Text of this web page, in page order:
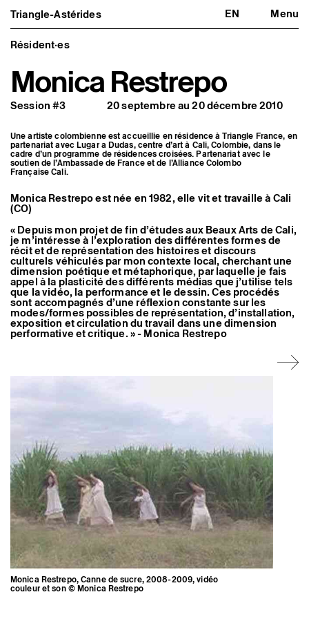
Triangle-Astérides EN Menu
Triangle-Astérides
Centre d’art contemporain
d’intérêt national
et résidence internationale d'artistes
Fermer
Présentation
À propos
Équipe et gouvernance
Formation professionnelle
Adhérer / nous soutenir
Rapports d'activité
Informations pratiques
Agenda : en cours et à venir
Expositions
Événements
Programmation éditoriale
Médiation
Publics associés
Les Nouveaux Commanditaires
Artistes résident·es et associé·es
Résident·es
Artistes associé·es
Hors-les-murs
Ancien·nes résident·es et artistes associé·es
Résident·es
Monica Restrepo
Session #3 20 septembre au 20 décembre 2010
Une artiste colombienne est accueillie en résidence à Triangle France, en
partenariat avec Lugar a Dudas, centre d’art à Cali, Colombie, dans le
cadre d’un programme de résidences croisées. Partenariat avec le
soutien de l’Ambassade de France et de l’Alliance Colombo
Française Cali.
Monica Restrepo est née en 1982, elle vit et travaille à Cali
(CO)
« Depuis mon projet de fin d’études aux Beaux Arts de Cali,
je m’intéresse à l’exploration des différentes formes de
récit et de représentation des histoires et discours
culturels véhiculés par mon contexte local, cherchant une
dimension poétique et métaphorique, par laquelle je fais
appel à la plasticité des différents médias que j’utilise tels
que la vidéo, la performance et le dessin. Ces procédés
sont accompagnés d’une réflexion constante sur les
modes/formes possibles de représentation, d’installation,
exposition et circulation du travail dans une dimension
performative et critique. » - Monica Restrepo
Monica Restrepo, Canne de sucre, 2008-2009, vidéo
couleur et son © Monica Restrepo